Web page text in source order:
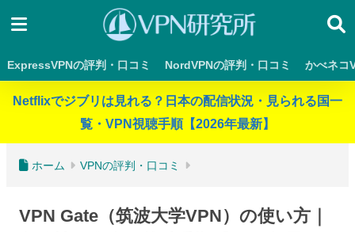
ExpressVPNの評判・口コミ NordVPNの評判・口コミ かべネコ
Netflixでジブリは見れる？日本の配信状況・見られる国一
覧・VPN視聴手順【2026年最新】
ホーム VPNの評判・口コミ
VPN Gate（筑波大学VPN）の使い方｜